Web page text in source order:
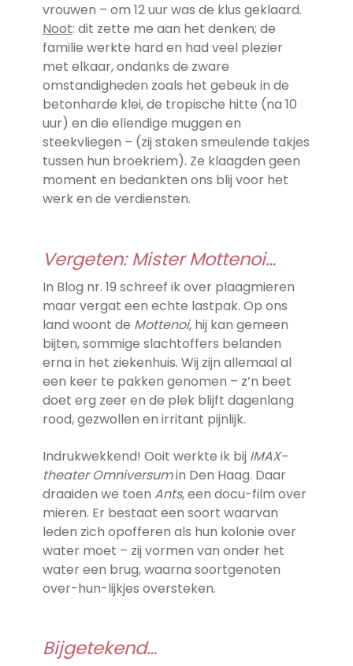
vrouwen – om 12 uur was de klus geklaard.
Noot: dit zette me aan het denken; de
familie werkte hard en had veel plezier
met elkaar, ondanks de zware
omstandigheden zoals het gebeuk in de
betonharde klei, de tropische hitte (na 10
uur) en die ellendige muggen en
steekvliegen – (zij staken smeulende takjes
tussen hun broekriem). Ze klaagden geen
moment en bedankten ons blij voor het
werk en de verdiensten.
Vergeten: Mister Mottenoi…
In Blog nr. 19 schreef ik over plaagmieren
maar vergat een echte lastpak. Op ons
land woont de Mottenoi, hij kan gemeen
bijten, sommige slachtoffers belanden
erna in het ziekenhuis. Wij zijn allemaal al
een keer te pakken genomen – z’n beet
doet erg zeer en de plek blijft dagenlang
rood, gezwollen en irritant pijnlijk.
Indrukwekkend! Ooit werkte ik bij IMAX-
theater Omniversumin Den Haag. Daar
draaiden we toen Ants, een docu-film over
mieren. Er bestaat een soort waarvan
leden zich opofferen als hun kolonie over
water moet – zij vormen van onder het
water een brug, waarna soortgenoten
over-hun-lijkjes oversteken.
Bijgetekend…